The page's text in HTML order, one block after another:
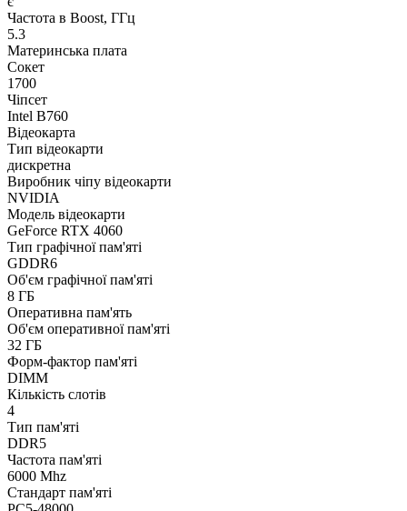
Частота в Boost, ГГц
5.3
Материнська плата
Сокет
1700
Чіпсет
Intel B760
Відеокарта
Тип відеокарти
дискретна
Виробник чіпу відеокарти
NVIDIA
Модель відеокарти
GeForce RTX 4060
Тип графічної пам'яті
GDDR6
Об'єм графічної пам'яті
8 ГБ
Оперативна пам'ять
Об'єм оперативної пам'яті
32 ГБ
Форм-фактор пам'яті
DIMM
Кількість слотів
4
Тип пам'яті
DDR5
Частота пам'яті
6000 Mhz
Стандарт пам'яті